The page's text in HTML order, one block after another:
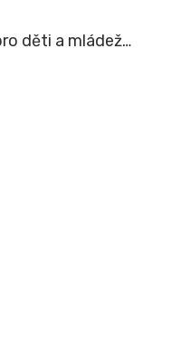
děti a mládež…